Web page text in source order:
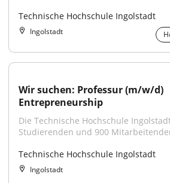
Technische Hochschule Ingolstadt
Ingolstadt
Wir suchen: Professur (m/w/d)
Entrepreneurship
Die Technische Hochschule
Studierenden und 900
Technische Hochschule Ingolstadt
Ingolstadt